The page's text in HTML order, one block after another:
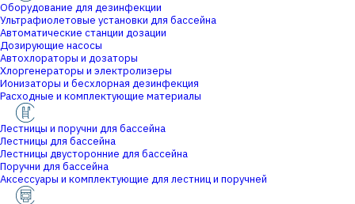
Оборудование для дезинфекции
Ультрафиолетовые установки для бассейна
Автоматические станции дозации
Дозирующие насосы
Автохлораторы и дозаторы
Хлоргенераторы и электролизеры
Ионизаторы и бесхлорная дезинфекция
Расходные и комплектующие материалы
Лестницы и поручни для бассейна
Лестницы для бассейна
Лестницы двусторонние для бассейна
Поручни для бассейна
Аксессуары и комплектующие для лестниц и поручней